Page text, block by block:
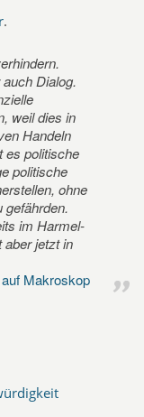
.
Dialog.
weil dies in
Handeln
es politische
politische
ohne
gefährden.
im Harmel-
aber jetzt in
Makroskop